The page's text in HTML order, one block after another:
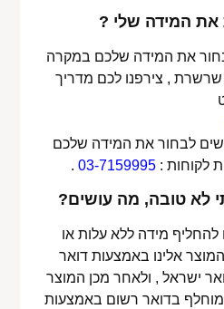
את המידה שלי ?
את המידה שלכם במקרה
, צירפנו לכם מדריך
לבחור את המידה שלכם
לקוחות :03-7159995
.
לא טובה, מה עושים?
להחליף מידה ללא עלות או
אלינו באמצעות דואר
ישראל , ולאחר מכן המוצר
מוחלף בדואר רשום באמצעות